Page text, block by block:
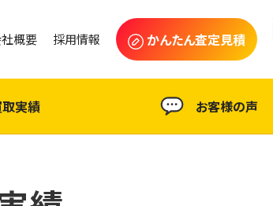
概要 採用情報 かんたん査定見積
取実績 お客様の声